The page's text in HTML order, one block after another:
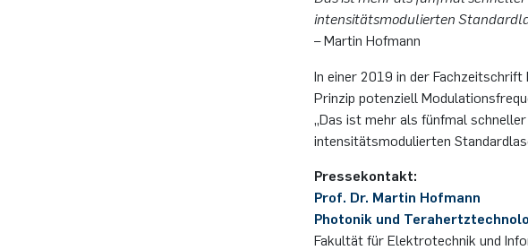
intensitätsmodulierten
– Martin Hofmann
In einer 2019 in der Fachzeitschrift
Prinzip potenziell
„Das ist mehr als fünfmal
intensitätsmodulierten
Pressekontakt:
Prof. Dr. Martin Hofmann
Photonik und
Fakultät für Elektrotechnik und